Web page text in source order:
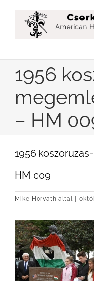
1956
– HM
1956
HM 009
Mike Horvath által